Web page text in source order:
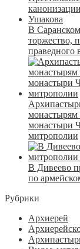
В
торжество,
праведного
монастырям
монастыри
митрополии
В Дивеево
по
Рубрики
Архиерей